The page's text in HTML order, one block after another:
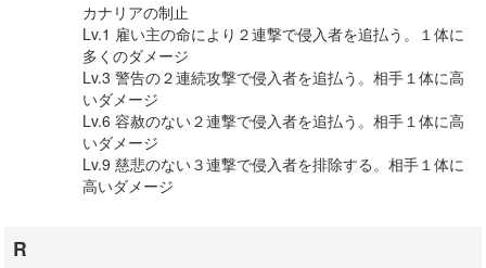
カナリアの制止
Lv.1 雇い主の命により２連撃で侵入者を追払う。１体に
多くのダメージ
Lv.3 警告の２連続攻撃で侵入者を追払う。相手１体に高
いダメージ
Lv.6 容赦のない２連撃で侵入者を追払う。相手１体に高
いダメージ
Lv.9 慈悲のない３連撃で侵入者を排除する。相手１体に
高いダメージ
R